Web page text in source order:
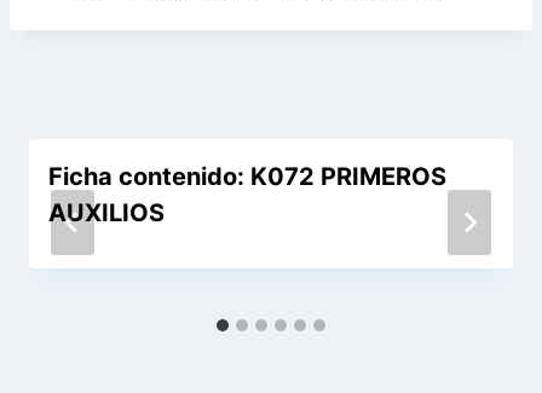
Ficha contenido: K072 PRIMEROS
AUXILIOS